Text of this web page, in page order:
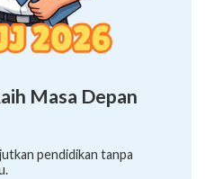
Masa Depan
pendidikan tanpa